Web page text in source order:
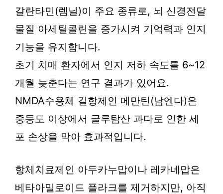
갈란타민(렘닐)이 주요 종류로, 뇌 신경전달
물질 아세틸콜린을 증가시켜 기억력과 인지
기능을 유지합니다.
초기 치매 환자에서 인지 저하 속도를 6~12
개월 늦춘다는 연구 결과가 있어요.
NMDA수용체 길항제인 메만틴(남엔다)은
중등도 이상에서 글루탐산 과다로 인한 세
포 손상을 막아 효과적입니다.
항체치료제인 아두카누맙이나 레카네맙은
베타아밀로이드 플라크를 제거하지만, 아직